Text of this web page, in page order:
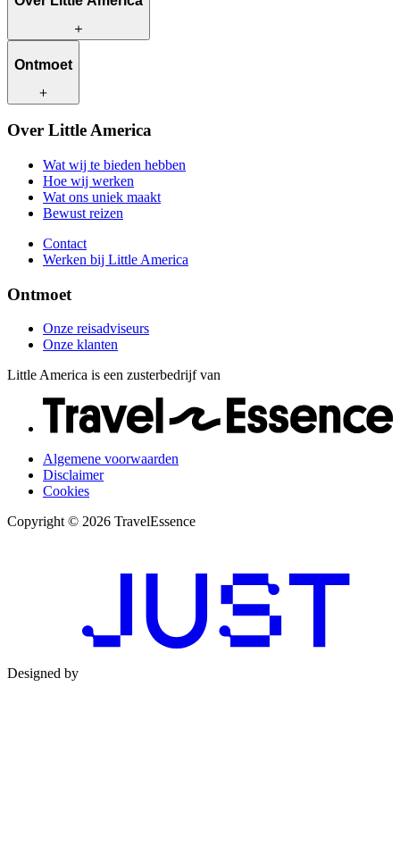
Wat wij te bieden hebben
Wat ons uniek maakt
Contact
Werken bij Little America
Ontmoet
Onze reisadviseurs
Over Little America
Wat wij te bieden hebben
Hoe wij werken
Wat ons uniek maakt
Bewust reizen
Contact
Werken bij Little America
Ontmoet
Onze reisadviseurs
Onze klanten
Little America is een zusterbedrijf van
Algemene voorwaarden
Disclaimer
Cookies
Copyright © 2026 TravelEssence
Designed by